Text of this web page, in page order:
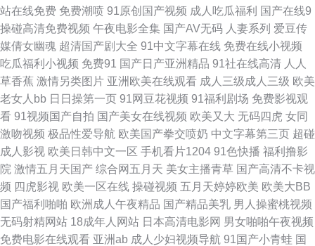
妻成人 国产91啪啪 五月丁香国产一区二区 91系列在线播放 久草视频下线 影
音先锋avav最新 福利涩91 人人肏肏 91次元 国产福利一区二区在线 香蕉短
视频在线 91原创社区 日本不卡二区 91免费公开视频观看 黑丝AV老司机 天
天激情导航 91社视频神马 久久999 91社区成人在线 九九在线热播新地址 五
月天bb激情网 91视频理论 日本a片影音先锋 91热爆国产人妖伪娘 韩国日本
欧美国产 五月天综合影院 国产日韩亚洲另类 1024在线国产 东方AV在线100
青青草青草操 97不卡的在线视频 国产海角社区91 91夜射猫 东京热福利电影
站在线免费 免费潮喷 91原创国产视频 成人吃瓜福利 国产在线9
操碰高清免费视频 午夜电影全集 国产AV无码 人妻系列 爱豆传
媒倩女幽魂 超清国产剧大全 91中文字幕在线 免费在线小视频
吃瓜福利小视频 免费91 国产日产亚洲精品 91社在线高清 人人
草香蕉 激情另类图片 亚洲欧美在线观看 成人三级成人三级 欧美
老女人bb 日日操第一页 91网豆花视频 91福利剧场 免费影视观
看 91视频国产自拍 国产美女在线视频 欧美又大 无码四虎 女同
激吻视频 极品性爱导航 欧美国产拳交喷奶 中文字幕第三页 超碰
成人影视 欧美日韩中文一区 手机看片1204 91色快播 福利撸影
院 激情五月天国产 综合网五月天 美女主播青草 国产高清不卡视
频 四虎影视 欧美一区在线 操碰视频 五月天婷婷欧美 欧美大BB
国产福利啪啪 欧洲成人午夜精品 国产精品美乳 男人操蜜桃视频
无码射精网站 18成年人网站 日本高清电影网 男女啪啪午夜视频
免费电影在线观看 亚洲ab 成人少妇视频导航 91国产小青蛙 国